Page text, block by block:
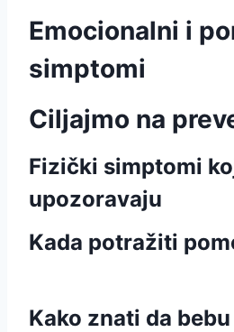
Emocionalni i
simptomi
Ciljajmo na
Fizički simptomi
upozoravaju
Kada potražiti
Kako znati da